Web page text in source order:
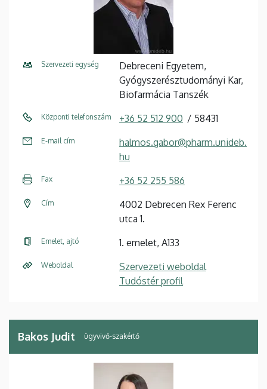
Szervezeti egység
Debreceni Egyetem,
Gyógyszerésztudományi Kar,
Biofarmácia Tanszék
Központi telefonszám +36 52 512 900 58431
E-mail cím
halmos.gabor@pharm.unideb.
hu
Fax +36 52 255 586
Cím
4002 Debrecen Rex Ferenc
utca 1.
Emelet, ajtó 1. emelet, A133
Weboldal
Szervezeti weboldal
Tudóstér profil
Bakos Judit ügyvivő-szakértő